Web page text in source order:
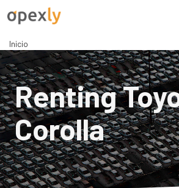
Inicio
Renting
Corolla